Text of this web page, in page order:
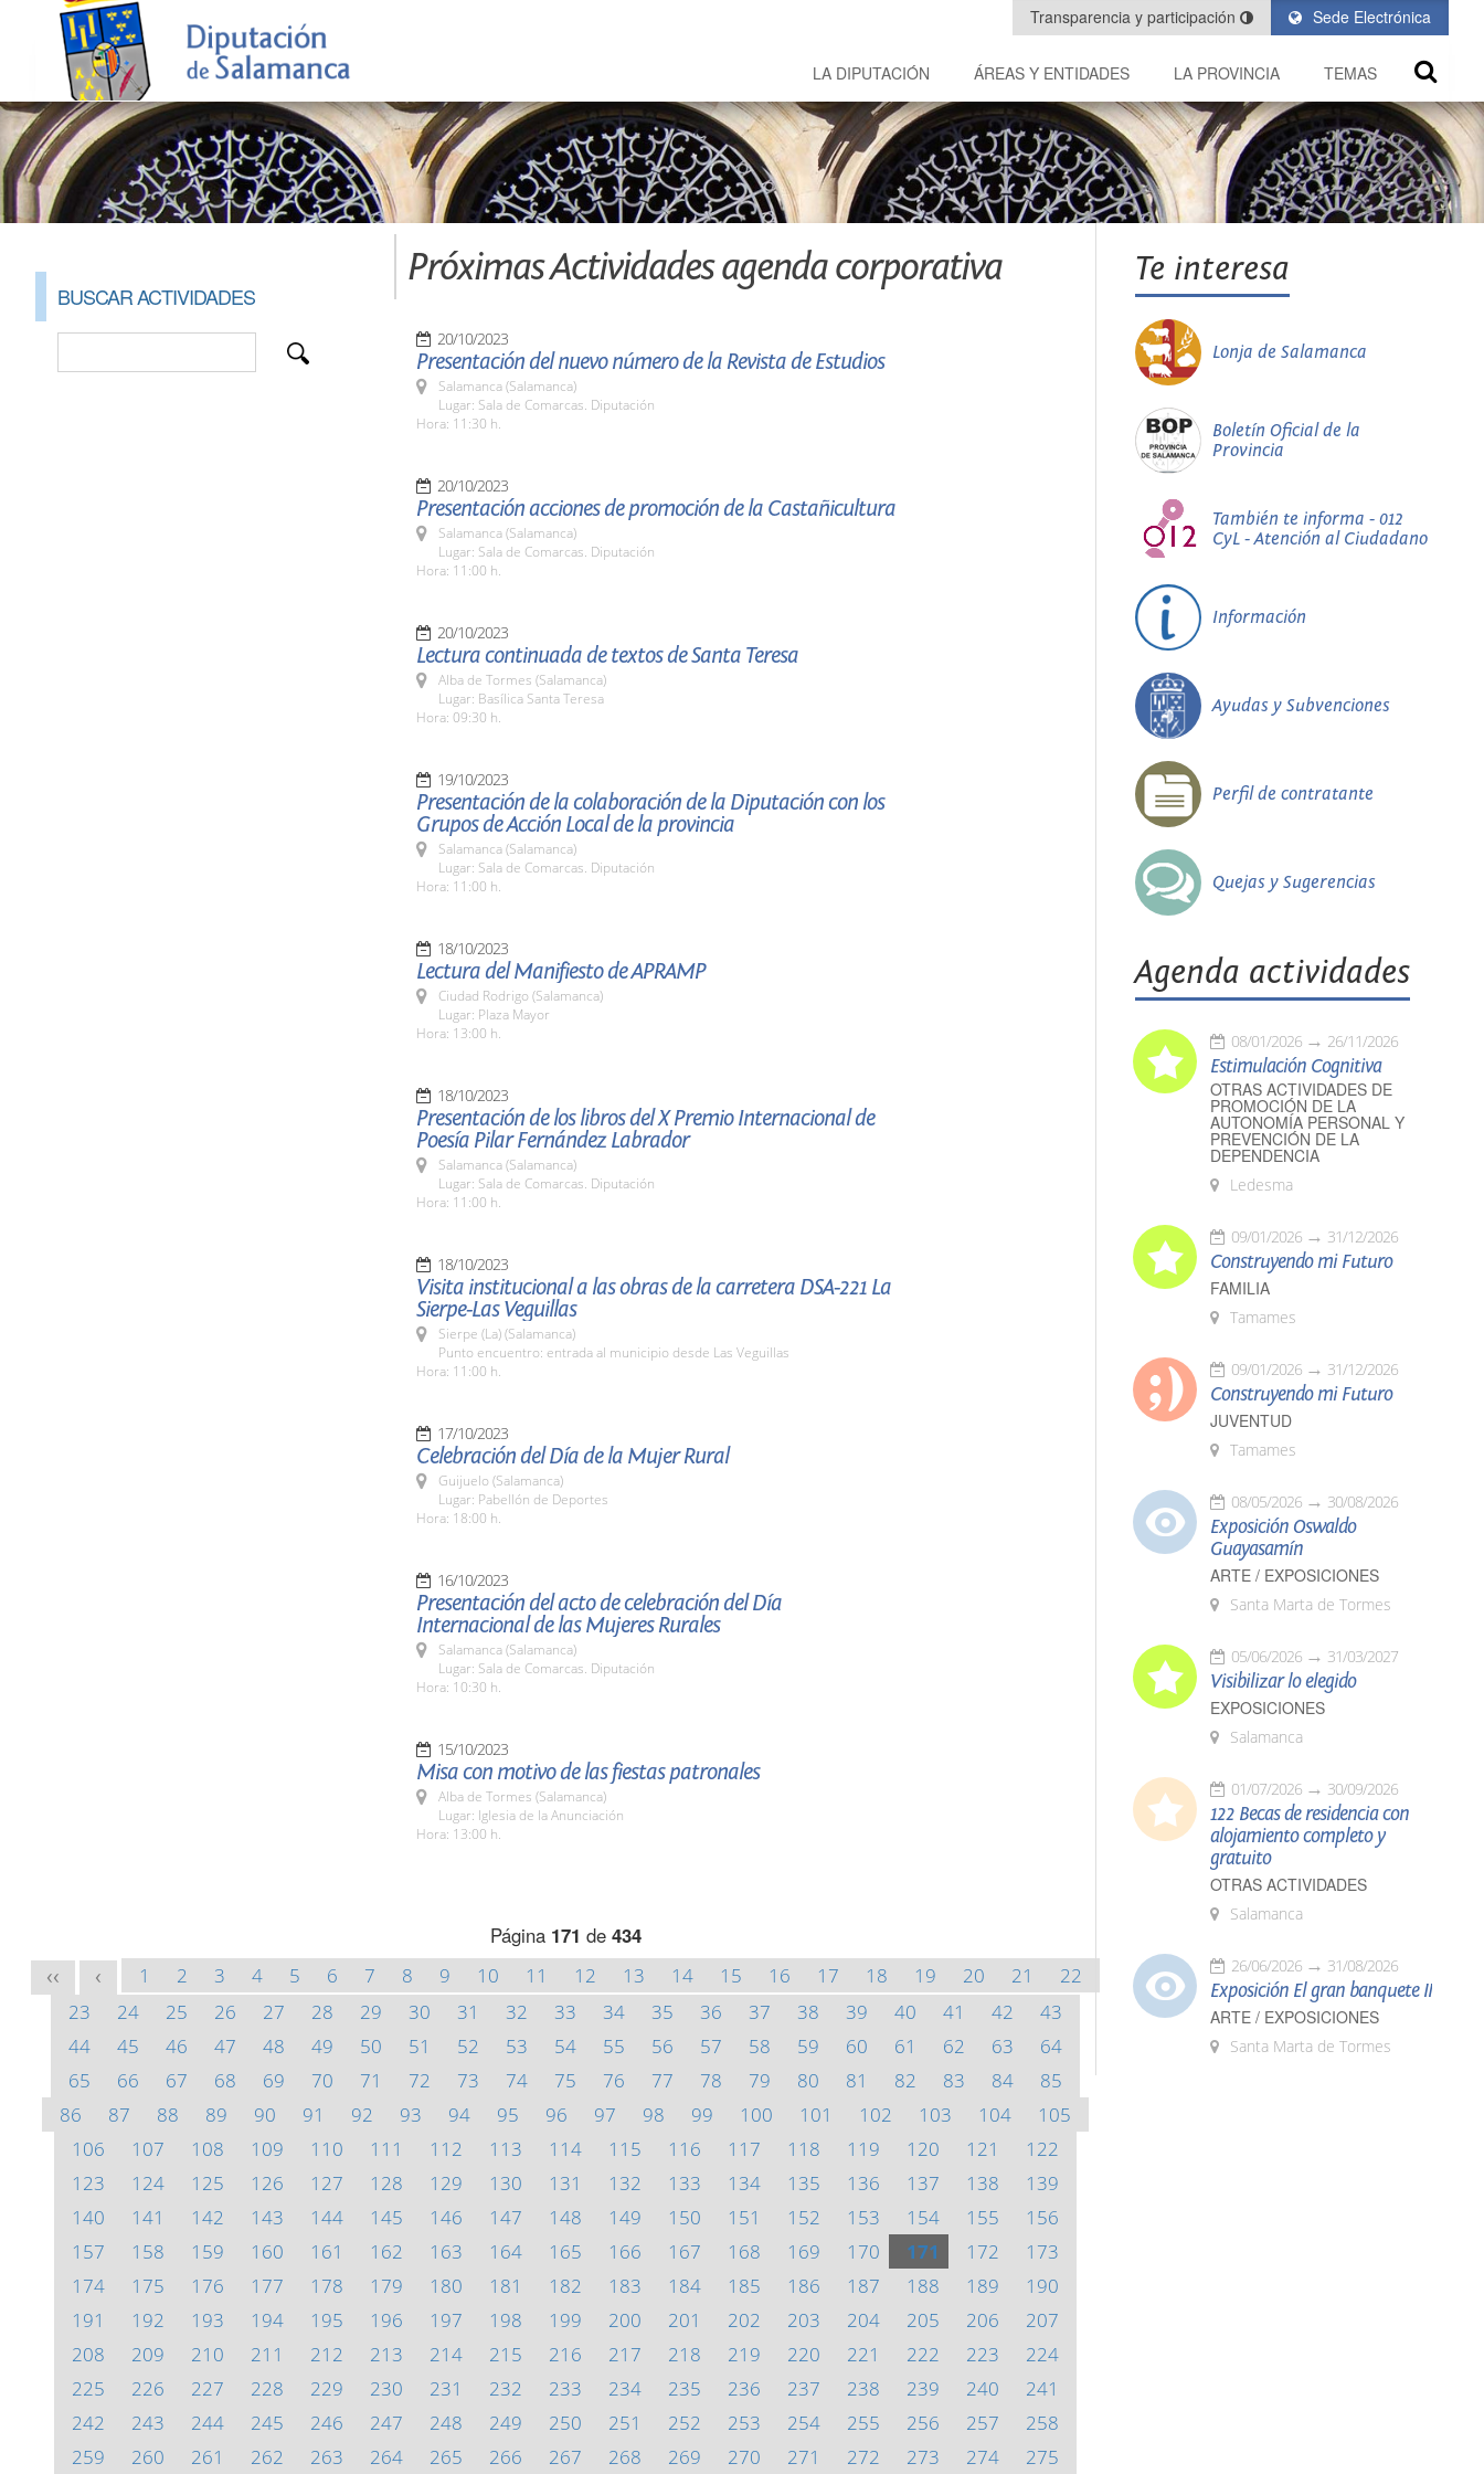
Sede Electrónica
Transparencia y participación
LA DIPUTACIÓN ÁREAS Y ENTIDADES LA PROVINCIA TEMAS
BUSCAR ACTIVIDADES
Próximas Actividades agenda corporativa
20/10/2023
Presentación del nuevo número de la Revista de Estudios
Salamanca (Salamanca)
Lugar: Sala de Comarcas. Diputación
Hora: 11:30 h.
20/10/2023
Presentación acciones de promoción de la Castañicultura
Salamanca (Salamanca)
Lugar: Sala de Comarcas. Diputación
Hora: 11:00 h.
20/10/2023
Lectura continuada de textos de Santa Teresa
Alba de Tormes (Salamanca)
Lugar: Basílica Santa Teresa
Hora: 09:30 h.
19/10/2023
Presentación de la colaboración de la Diputación con los
Grupos de Acción Local de la provincia
Salamanca (Salamanca)
Lugar: Sala de Comarcas. Diputación
Hora: 11:00 h.
18/10/2023
Lectura del Manifiesto de APRAMP
Ciudad Rodrigo (Salamanca)
Lugar: Plaza Mayor
Hora: 13:00 h.
18/10/2023
Presentación de los libros del X Premio Internacional de
Poesía Pilar Fernández Labrador
Salamanca (Salamanca)
Lugar: Sala de Comarcas. Diputación
Hora: 11:00 h.
18/10/2023
Visita institucional a las obras de la carretera DSA-221 La
Sierpe-Las Veguillas
Sierpe (La) (Salamanca)
Punto encuentro: entrada al municipio desde Las Veguillas
Hora: 11:00 h.
17/10/2023
Celebración del Día de la Mujer Rural
Guijuelo (Salamanca)
Lugar: Pabellón de Deportes
Hora: 18:00 h.
16/10/2023
Presentación del acto de celebración del Día
Internacional de las Mujeres Rurales
Salamanca (Salamanca)
Lugar: Sala de Comarcas. Diputación
Hora: 10:30 h.
15/10/2023
Misa con motivo de las fiestas patronales
Alba de Tormes (Salamanca)
Lugar: Iglesia de la Anunciación
Hora: 13:00 h.
Página 171 de 434
<< < 1 2 3 4 5 6 7 8 9 10 11 12 13 14 15 16 17 18 19 20 21
22
23
24 25 26 27 28 29 30 31 32 33 34 35 36 37 38 39 40 41 42
43
44
45 46 47 48 49 50 51 52 53 54 55 56 57 58 59 60 61 62 63
64
65
66 67 68 69 70 71 72 73 74 75 76 77 78 79 80 81 82 83 84
85
86
87 88 89 90 91 92 93 94 95 96 97 98 99 100 101 102 103 104
105
106
107 108 109 110 111 112 113 114 115 116 117 118 119 120 121
122
123
124 125 126 127 128 129 130 131 132 133 134 135 136 137 138
139
140
141 142 143 144 145 146 147 148 149 150 151 152 153 154 155
156
157
158 159 160 161 162 163 164 165 166 167 168 169 170 171 172
173
174
175 176 177 178 179 180 181 182 183 184 185 186 187 188 189
190
191
192 193 194 195 196 197 198 199 200 201 202 203 204 205 206
207
208
209 210 211 212 213 214 215 216 217 218 219 220 221 222 223
224
225
226 227 228 229 230 231 232 233 234 235 236 237 238 239 240
241
242
243 244 245 246 247 248 249 250 251 252 253 254 255 256 257
258
259
260 261 262 263 264 265 266 267 268 269 270 271 272 273 274 275
Te interesa
Lonja de Salamanca
Boletín Oficial de la
Provincia
También te informa - 012
CyL - Atención al Ciudadano
Información
Ayudas y Subvenciones
Perfil de contratante
Quejas y Sugerencias
Agenda actividades
08/01/2026 26/11/2026
Estimulación Cognitiva
OTRAS ACTIVIDADES DE
PROMOCIÓN DE LA
AUTONOMÍA PERSONAL Y
PREVENCIÓN DE LA
DEPENDENCIA
Ledesma
09/01/2026 31/12/2026
Construyendo mi Futuro
FAMILIA
Tamames
09/01/2026 31/12/2026
Construyendo mi Futuro
JUVENTUD
Tamames
08/05/2026 30/08/2026
Exposición Oswaldo
Guayasamín
ARTE / EXPOSICIONES
Santa Marta de Tormes
05/06/2026 31/03/2027
Visibilizar lo elegido
EXPOSICIONES
Salamanca
01/07/2026 30/09/2026
122 Becas de residencia con
alojamiento completo y
gratuito
OTRAS ACTIVIDADES
Salamanca
26/06/2026 31/08/2026
Exposición El gran banquete II
ARTE / EXPOSICIONES
Santa Marta de Tormes